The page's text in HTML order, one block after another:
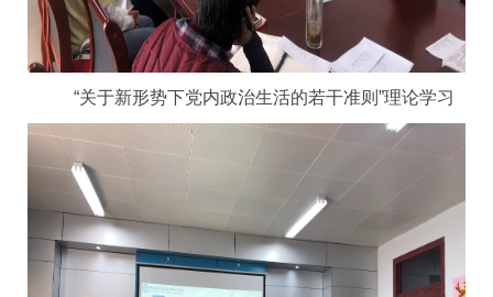
“关于新形势下党内政治生活的若干准则”理论学习